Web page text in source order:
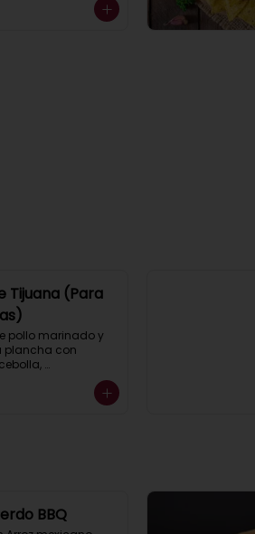
Tijuana (Para
pollo marinado y
plancha con
lechuga,
BBQ